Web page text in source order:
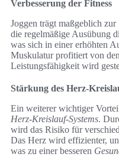
Verbesserung der Fitness
Joggen trägt maßgeblich zur
die regelmäßige Ausübung
was sich in einer erhöhten
Muskulatur profitiert von
Leistungsfähigkeit wird
Stärkung des Herz-
Ein weiterer wichtiger
Herz-Kreislauf-Systems.
wird das Risiko für
Das Herz wird effizienter,
was zu einer besseren